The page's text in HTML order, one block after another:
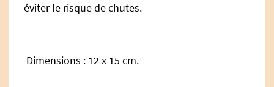
éviter le risque de chutes.
Dimensions : 12 x 15 cm.